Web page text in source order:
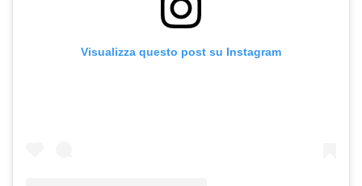
Visualizza questo post su Instagram